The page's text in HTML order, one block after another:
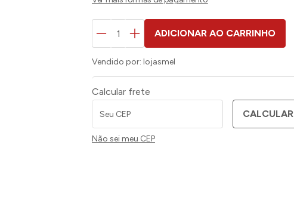
ADICIONAR AO CARRINHO
Vendido por: lojasmel
Calcular frete
CALCULAR
Não sei meu CEP